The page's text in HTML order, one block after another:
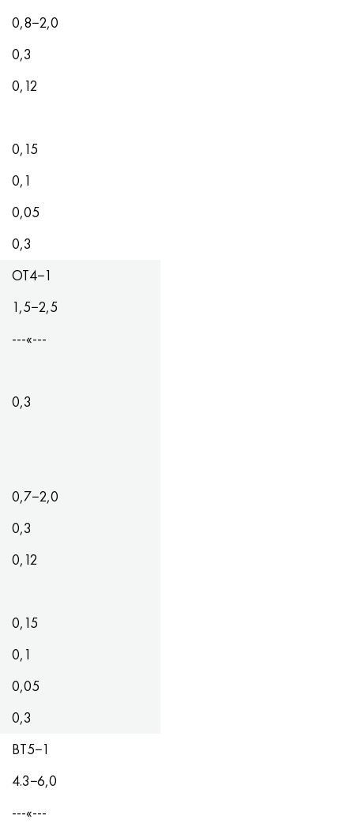
0,8−2,0
0,3
0,12
0,15
0,1
0,05
0,3
ОТ4−1
1,5−2,5
---«---
0,3
0,7−2,0
0,3
0,12
0,15
0,1
0,05
0,3
ВТ5−1
4.3−6,0
---«---